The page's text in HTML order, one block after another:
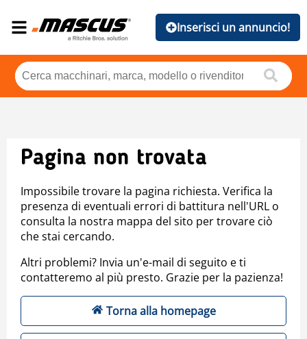
Inserisci un annuncio!
Pagina non trovata
Impossibile trovare la pagina richiesta. Verifica la
presenza di eventuali errori di battitura nell'URL o
consulta la nostra mappa del sito per trovare ciò
che stai cercando.
Altri problemi? Invia un'e-mail di seguito e ti
contatteremo al più presto. Grazie per la pazienza!
Torna alla homepage